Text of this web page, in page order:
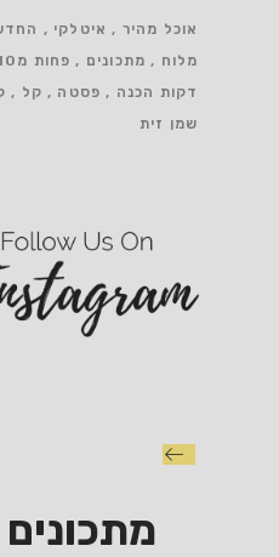
אוכל מהיר איטלקי
מלוח
מתכונים פחות מ10 מצרכים
דקות הכנה
פסטה קל
שמן זית
מתכונים